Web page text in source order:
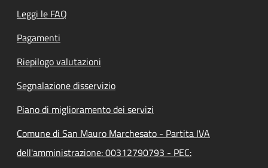
Leggi le FAQ
Pagamenti
Riepilogo valutazioni
Segnalazione disservizio
Piano di miglioramento dei servizi
Comune di San Mauro Marchesato - Partita IVA
dell'amministrazione: 00312790793 - PEC: